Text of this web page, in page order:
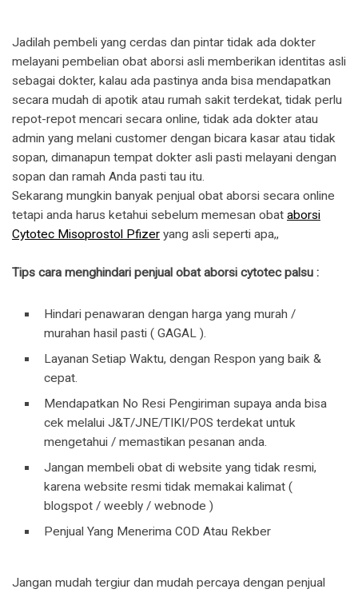
Jadilah pembeli yang cerdas dan pintar tidak ada dokter
melayani pembelian obat aborsi asli memberikan identitas asli
sebagai dokter, kalau ada pastinya anda bisa mendapatkan
secara mudah di apotik atau rumah sakit terdekat, tidak perlu
repot-repot mencari secara online, tidak ada dokter atau
admin yang melani customer dengan bicara kasar atau tidak
sopan, dimanapun tempat dokter asli pasti melayani dengan
sopan dan ramah Anda pasti tau itu.
Sekarang mungkin banyak penjual obat aborsi secara online
tetapi anda harus ketahui sebelum memesan obat aborsi
Cytotec Misoprostol Pfizer yang asli seperti apa,,
Tips cara menghindari penjual obat aborsi cytotec palsu :
Hindari penawaran dengan harga yang murah /
murahan hasil pasti ( GAGAL ).
Layanan Setiap Waktu, dengan Respon yang baik &
cepat.
Mendapatkan No Resi Pengiriman supaya anda bisa
cek melalui J&T/JNE/TIKI/POS terdekat untuk
mengetahui / memastikan pesanan anda.
Jangan membeli obat di website yang tidak resmi,
karena website resmi tidak memakai kalimat (
blogspot / weebly / webnode )
Penjual Yang Menerima COD Atau Rekber
Jangan mudah tergiur dan mudah percaya dengan penjual